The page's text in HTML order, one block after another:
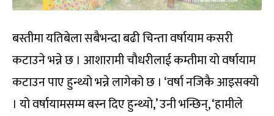
बस्तीमा यतिबेला सबैभन्दा बढी चिन्ता वर्षायाम कसरी
कटाउने भन्ने छ । आशारामी चौधरीलाई कम्तीमा यो वर्षायाम
कटाउन पाए हुन्थ्यो भन्ने लागेको छ । ‘वर्षा नजिकै आइसक्यो
। यो वर्षायामसम्म बस्न दिए हुन्थ्यो,’ उनी भन्छिन्, ‘हामीले